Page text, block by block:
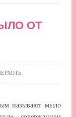
ОТ
называют мыло